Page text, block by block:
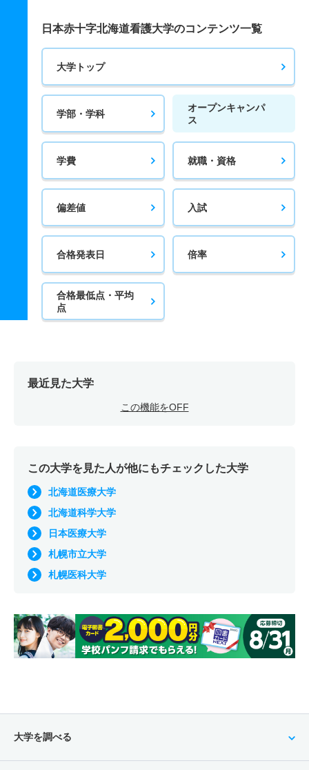
日本赤十字北海道看護大学のコンテンツ一覧
大学トップ
学部・学科
オープンキャンパ
ス
学費 就職・資格
偏差値 入試
合格発表日 倍率
合格最低点・平均
点
最近見た大学
この機能をOFF
この大学を見た人が他にもチェックした大学
北海道医療大学
北海道科学大学
日本医療大学
札幌市立大学
札幌医科大学
大学を調べる